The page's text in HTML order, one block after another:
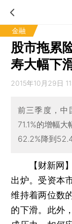
金融
股市拖累
寿大幅下
2015年10月29日
前三季度，中
71.1%的增幅
62.2%降到
【财新网
出炉。受资本
维持着两位数
的下滑。此外，